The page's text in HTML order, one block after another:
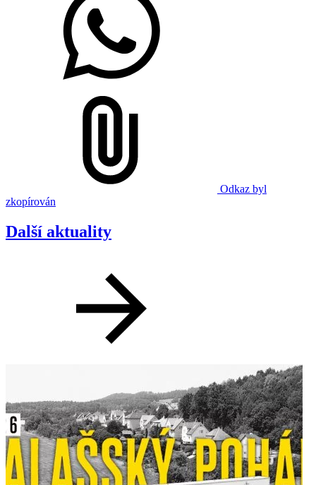
Odkaz byl
zkopírován
Další aktuality